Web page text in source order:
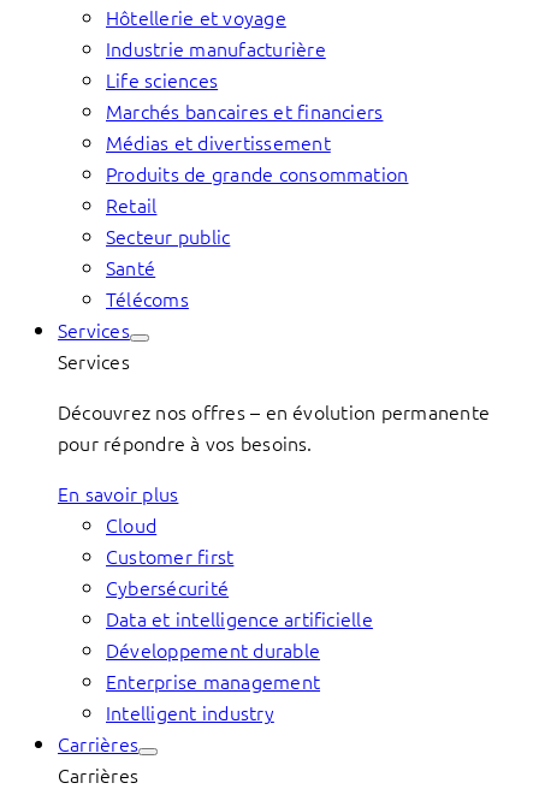
Hôtellerie et voyage
Industrie manufacturière
Life sciences
Marchés bancaires et financiers
Médias et divertissement
Produits de grande consommation
Retail
Secteur public
Santé
Télécoms
Services
Services
Découvrez nos offres – en évolution permanente
pour répondre à vos besoins.
En savoir plus
Cloud
Customer first
Cybersécurité
Data et intelligence artificielle
Développement durable
Enterprise management
Intelligent industry
Carrières
Carrières